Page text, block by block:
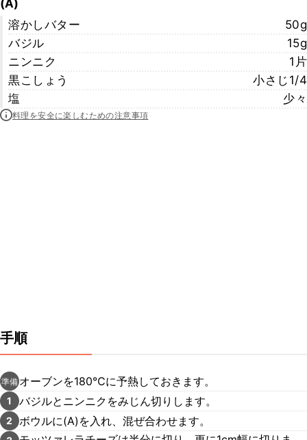
(A)
溶かしバター
50g
バジル
15g
ニンニク
1片
黒こしょう
小さじ1/4
塩
少々
料理を安全に楽しむための注意事項
手順
準備 オーブンを180℃に予熱しておきます。
1 バジルとニンニクをみじん切りします。
2 ボウルに(A)を入れ、混ぜ合わせます。